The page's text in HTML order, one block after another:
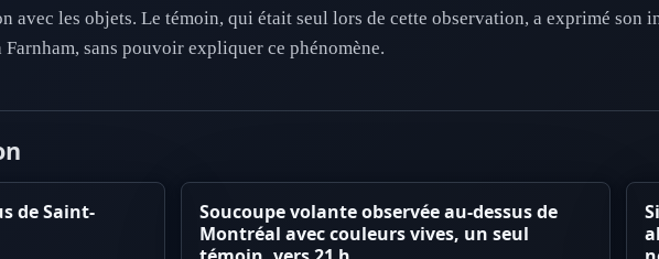
avec les objets. Le témoin, qui était seul lors de cette observation, a exprimé son
sans pouvoir expliquer ce phénomène.
de Saint-
Soucoupe volante observée au-dessus de
Montréal avec couleurs vives, un seul